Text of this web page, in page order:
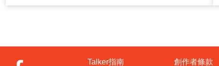
第一集我們要分享的故事，相信如果你是父母的話，聽了
會提到幾個擴香精油的方法給大家參考。 1.水氧機或擴香
Talker指南 創作者條款